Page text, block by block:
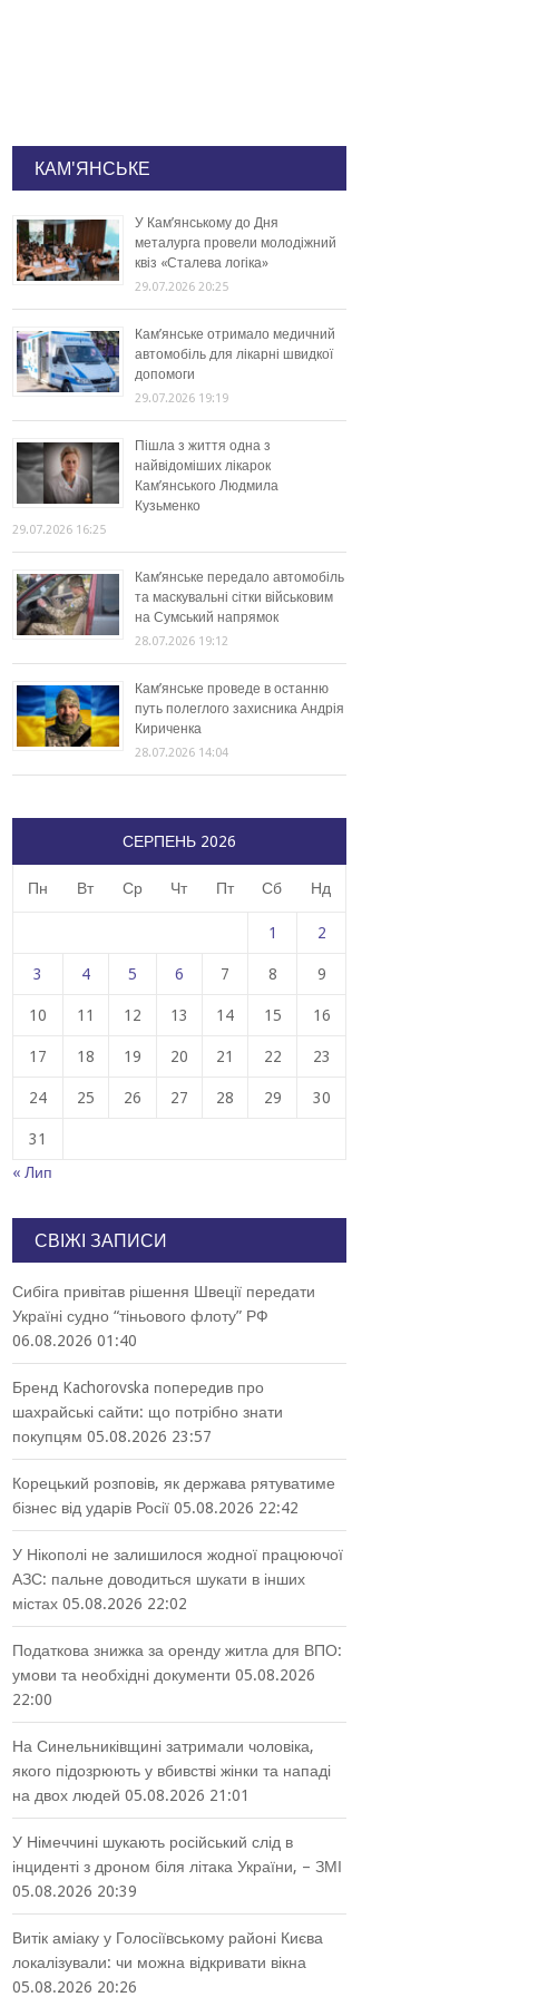
КАМ'ЯНСЬКЕ
У Кам’янському до Дня
металурга провели молодіжний
квіз «Сталева логіка»
29.07.2026 20:25
Кам’янське отримало медичний
автомобіль для лікарні швидкої
допомоги
29.07.2026 19:19
Пішла з життя одна з
найвідоміших лікарок
Кам’янського Людмила
Кузьменко
29.07.2026 16:25
Кам’янське передало автомобіль
та маскувальні сітки військовим
на Сумський напрямок
28.07.2026 19:12
Кам’янське проведе в останню
путь полеглого захисника Андрія
Кириченка
28.07.2026 14:04
СЕРПЕНЬ 2026
Пн Вт Ср Чт Пт Сб Нд
1 2
3 4 5 6 7 8 9
10 11 12 13 14 15 16
17 18 19 20 21 22 23
24 25 26 27 28 29 30
31
« Лип
СВІЖІ ЗАПИСИ
Сибіга привітав рішення Швеції передати
Україні судно “тіньового флоту” РФ
06.08.2026 01:40
Бренд Kachorovska попередив про
шахрайські сайти: що потрібно знати
покупцям 05.08.2026 23:57
Корецький розповів, як держава рятуватиме
бізнес від ударів Росії 05.08.2026 22:42
У Нікополі не залишилося жодної працюючої
АЗС: пальне доводиться шукати в інших
містах 05.08.2026 22:02
Податкова знижка за оренду житла для ВПО:
умови та необхідні документи 05.08.2026
22:00
На Синельниківщині затримали чоловіка,
якого підозрюють у вбивстві жінки та нападі
на двох людей 05.08.2026 21:01
У Німеччині шукають російський слід в
інциденті з дроном біля літака України, – ЗМІ
05.08.2026 20:39
Витік аміаку у Голосіївському районі Києва
локалізували: чи можна відкривати вікна
05.08.2026 20:26